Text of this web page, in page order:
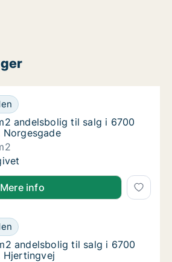
andelsbolig til salg i 6700
til salg i 6700 Esbjerg,
andelsbolig til salg i 6700
andelsbolig til salg i 6700
Norgesgade
andelsbolig til salg i 6700
Mere info
andelsbolig til salg i 6700
til salg i 6700 Esbjerg,
andelsbolig til salg i 6700
andelsbolig til salg i 6700
Hjertingvej